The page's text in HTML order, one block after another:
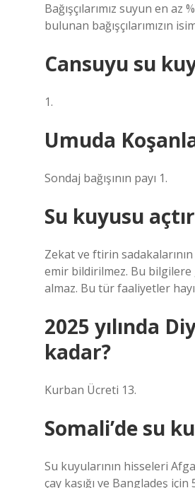
Bağışçılarımız suyun en az
bulunan bağışçılarımızın
Cansuyu su
1.
Umuda
Sondaj bağışının payı 1.
Su kuyusu
Zekat ve ftirin
emir bildirilmez. Bu bilgilere
almaz. Bu tür faaliyetler
2025 yılında
kadar?
Kurban Ücreti 13.
Somali’de su
Su kuyularının hisseleri
çay kaşığı ve Bangladeş